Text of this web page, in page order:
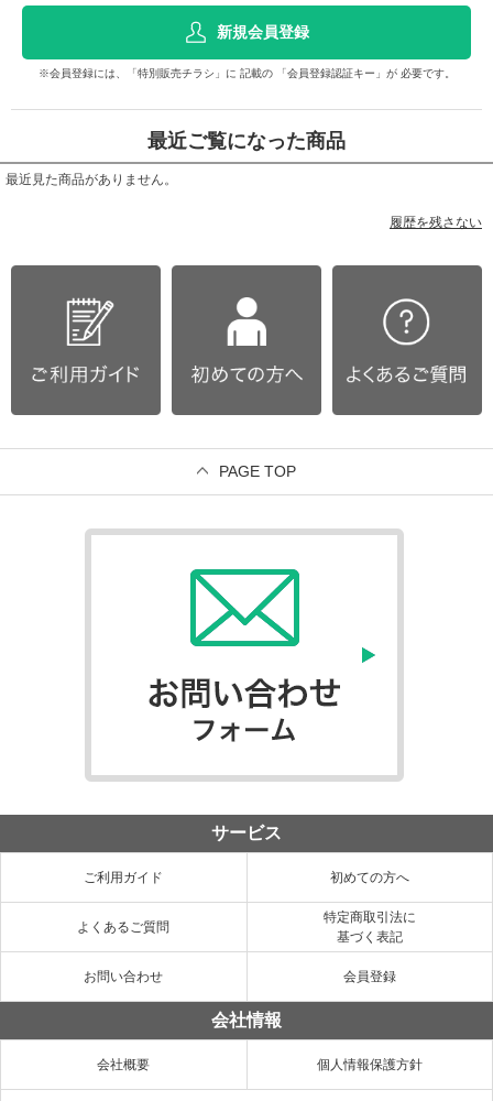
新規会員登録
※会員登録には、「特別販売チラシ」に 記載の 「会員登録認証キー」が 必要です。
最近ご覧になった商品
最近見た商品がありません。
履歴を残さない
PAGE TOP
サービス
ご利用ガイド 初めての方へ
よくあるご質問
特定商取引法に
基づく表記
お問い合わせ 会員登録
会社情報
会社概要 個人情報保護方針